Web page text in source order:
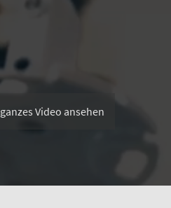
ganzes Video ansehen